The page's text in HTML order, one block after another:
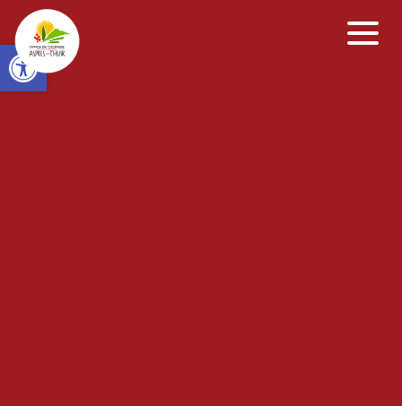
Open toolbar